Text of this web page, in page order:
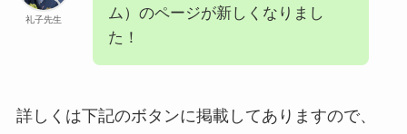
礼子先生
ム）のページが新しくなりまし
た！
詳しくは下記のボタンに掲載してありますので、